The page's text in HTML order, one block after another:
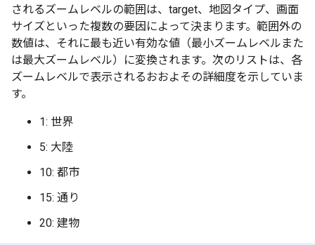
されるズームレベルの範囲は、target、地図タイプ、画面
サイズといった複数の要因によって決まります。範囲外の
数値は、それに最も近い有効な値（最小ズームレベルまた
は最大ズームレベル）に変換されます。次のリストは、各
ズームレベルで表示されるおおよその詳細度を示していま
す。
1: 世界
5: 大陸
10: 都市
15: 通り
20: 建物